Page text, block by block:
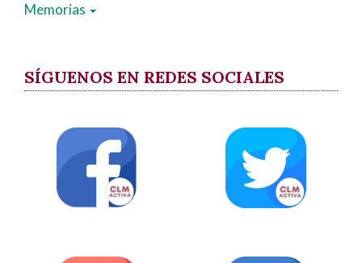
Memorias
SÍGUENOS EN REDES SOCIALES